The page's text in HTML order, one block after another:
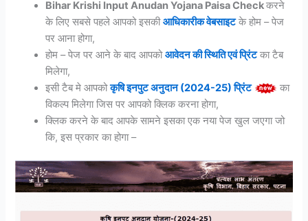
Bihar Krishi Input Anudan Yojana Paisa Checkकरने
के लिए सबसे पहले आपको इसकीआधिकारीक वेबसाइटके होम – पेज
पर आना होगा,
होम – पेज पर आने के बाद आपकोआवेदन की स्थिति एवं प्रिंटका टैब
मिलेगा,
इसी टैब मे आपकोकृषि इनपुट अनुदान (2024-25) प्रिंट
का
विकल्प मिलेगा जिस पर आपको क्लिक करना होगा,
क्लिक करने के बाद आपके सामने इसका एक नया पेज खुल जएगा जो
कि, इस प्रकार का होगा –